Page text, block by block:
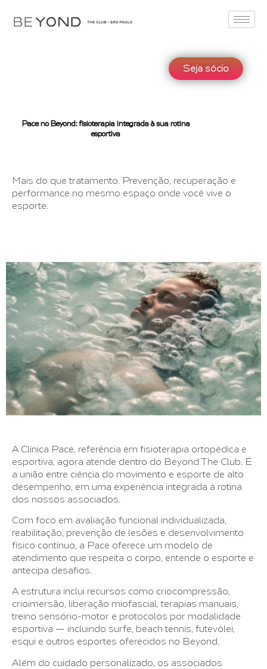
Seja sócio
Pace no Beyond: fisioterapia integrada à sua rotina
esportiva
Mais do que tratamento. Prevenção, recuperação e
performance no mesmo espaço onde você vive o
esporte.
A Clínica Pace, referência em fisioterapia ortopédica e
esportiva, agora atende dentro do Beyond The Club. É
a união entre ciência do movimento e esporte de alto
desempenho, em uma experiência integrada à rotina
dos nossos associados.
Com foco em avaliação funcional individualizada,
reabilitação, prevenção de lesões e desenvolvimento
físico contínuo, a Pace oferece um modelo de
atendimento que respeita o corpo, entende o esporte e
antecipa desafios.
A estrutura inclui recursos como criocompressão,
crioimersão, liberação miofascial, terapias manuais,
treino sensório-motor e protocolos por modalidade
esportiva — incluindo surfe, beach tennis, futevôlei,
esqui e outros esportes oferecidos no Beyond.
Além do cuidado personalizado, os associados